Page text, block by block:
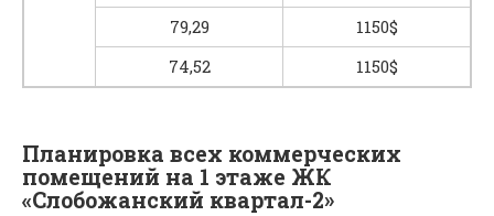
79,29
1150$
74,52
1150$
Планировка всех коммерческих
помещений на 1 этаже ЖК
«Слобожанский квартал-2»